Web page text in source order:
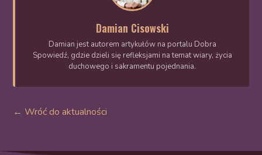
Damian Cisowski
Damian jest autorem artykułów na portalu Dobra
Spowiedź, gdzie dzieli się refleksjami na temat wiary, życia
duchowego i sakramentu pojednania.
← Wróć do aktualności